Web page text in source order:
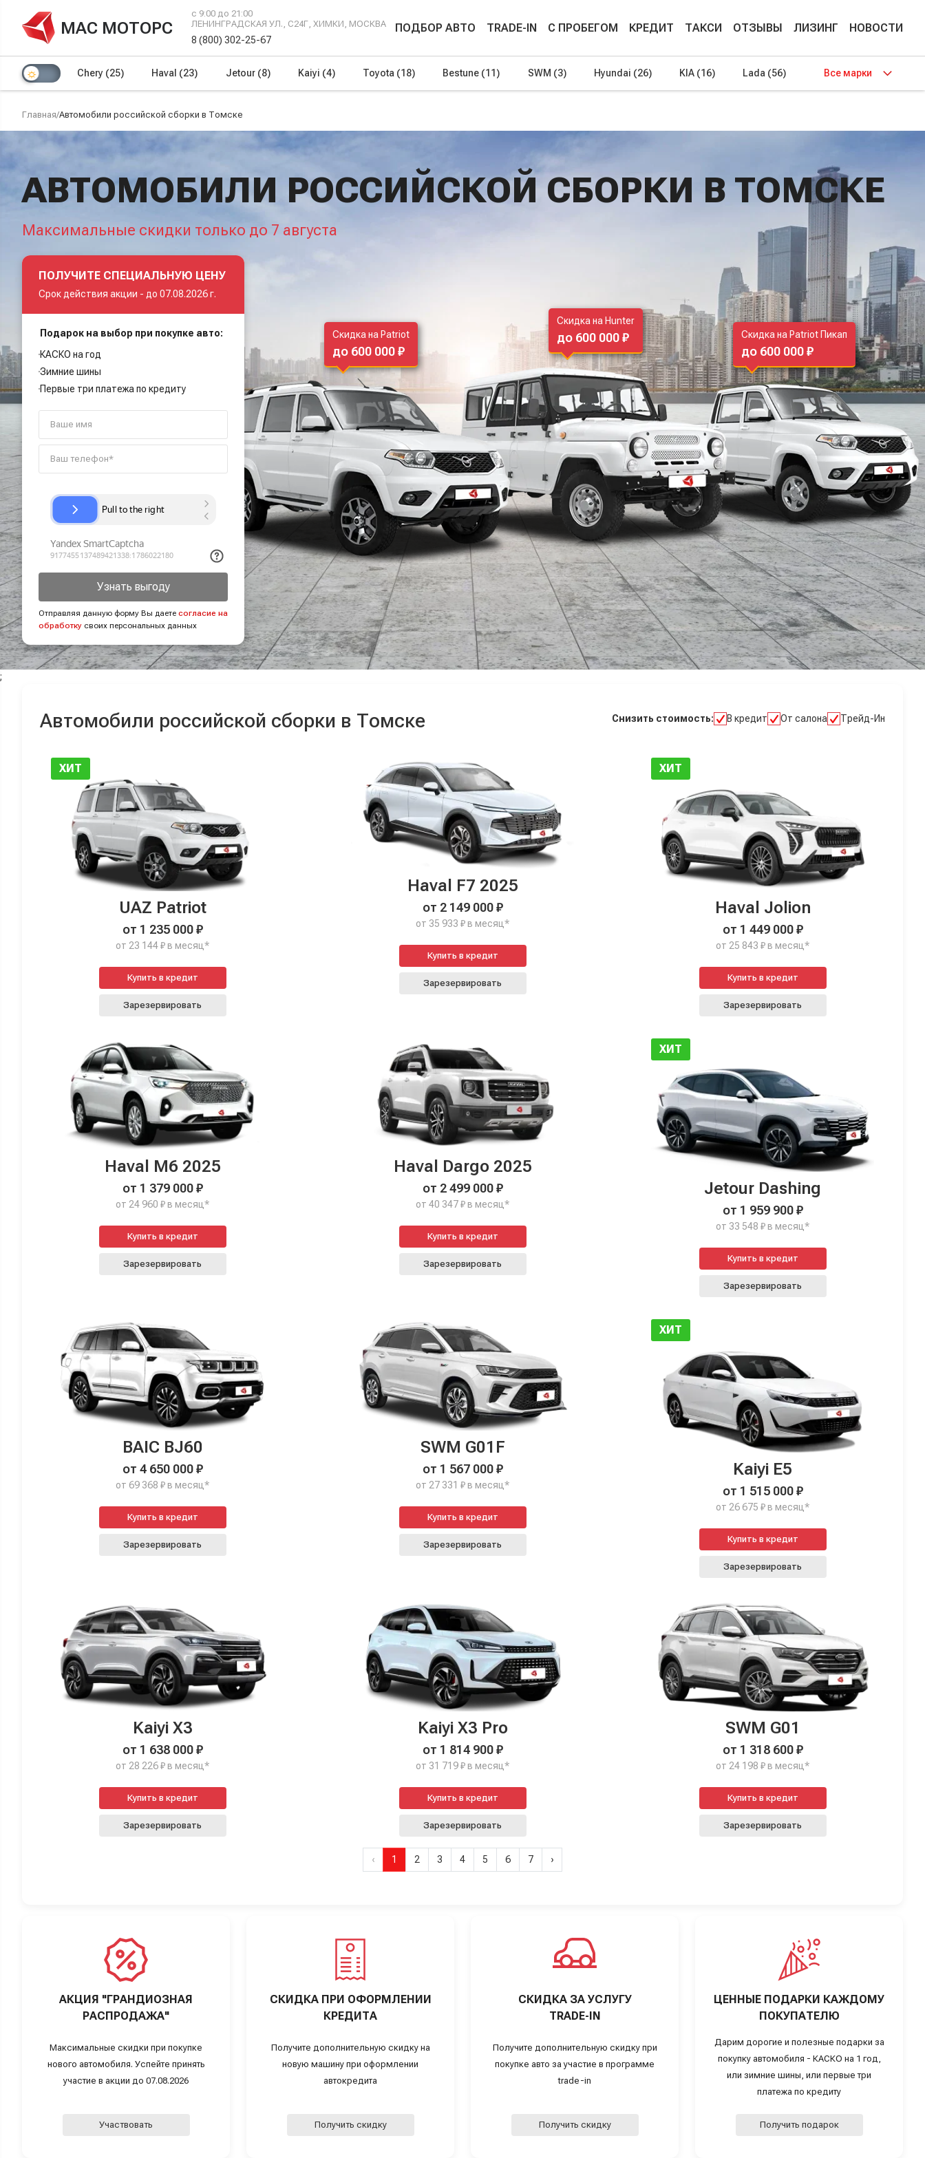
МАС МОТОРС
с 9:00 до 21:00
ЛЕНИНГРАДСКАЯ УЛ., С24Г, ХИМКИ, МОСКВА
8 (800) 302-25-67
ПОДБОР АВТО TRADE-IN С ПРОБЕГОМ КРЕДИТ ТАКСИ ОТЗЫВЫ ЛИЗИНГ НОВОСТИ
Chery (25) Haval (23) Jetour (8) Kaiyi (4) Toyota (18) Bestune (11) SWM (3) Hyundai (26) KIA (16) Lada (56) Все марки
Главная/Автомобили российской сборки в Томске
АВТОМОБИЛИ РОССИЙСКОЙ СБОРКИ В ТОМСКЕ
Максимальные скидки только до 7 августа
ПОЛУЧИТЕ СПЕЦИАЛЬНУЮ ЦЕНУ
Срок действия акции - до 07.08.2026 г.
Подарок на выбор при покупке авто:
КАСКО на год
Зимние шины
Первые три платежа по кредиту
Узнать выгоду
Отправляя данную форму Вы даете согласие на
обработку своих персональных данных
Скидка на Patriot
до 600 000 ₽
Скидка на Hunter
до 600 000 ₽ Скидка на Patriot Пикап
до 600 000 ₽
;
Автомобили российской сборки в Томске Снизить стоимость: В кредит От салона Трейд-Ин
ХИТ
UAZ Patriot
от 1 235 000 ₽
от 23 144 ₽ в месяц*
Купить в кредит
Зарезервировать
Haval F7 2025
от 2 149 000 ₽
от 35 933 ₽ в месяц*
Купить в кредит
Зарезервировать
ХИТ
Haval Jolion
от 1 449 000 ₽
от 25 843 ₽ в месяц*
Купить в кредит
Зарезервировать
Haval M6 2025
от 1 379 000 ₽
от 24 960 ₽ в месяц*
Купить в кредит
Зарезервировать
Haval Dargo 2025
от 2 499 000 ₽
от 40 347 ₽ в месяц*
Купить в кредит
Зарезервировать
ХИТ
Jetour Dashing
от 1 959 900 ₽
от 33 548 ₽ в месяц*
Купить в кредит
Зарезервировать
BAIC BJ60
от 4 650 000 ₽
от 69 368 ₽ в месяц*
Купить в кредит
Зарезервировать
SWM G01F
от 1 567 000 ₽
от 27 331 ₽ в месяц*
Купить в кредит
Зарезервировать
ХИТ
Kaiyi E5
от 1 515 000 ₽
от 26 675 ₽ в месяц*
Купить в кредит
Зарезервировать
Kaiyi X3
от 1 638 000 ₽
от 28 226 ₽ в месяц*
Купить в кредит
Зарезервировать
Kaiyi X3 Pro
от 1 814 900 ₽
от 31 719 ₽ в месяц*
Купить в кредит
Зарезервировать
SWM G01
от 1 318 600 ₽
от 24 198 ₽ в месяц*
Купить в кредит
Зарезервировать
‹ 1 2 3 4 5 6 7 ›
АКЦИЯ "ГРАНДИОЗНАЯ
РАСПРОДАЖА"
Максимальные скидки при покупке
нового автомобиля. Успейте принять
участие в акции до 07.08.2026
Участвовать
СКИДКА ПРИ ОФОРМЛЕНИИ
КРЕДИТА
Получите дополнительную скидку на
новую машину при оформлении
автокредита
Получить скидку
СКИДКА ЗА УСЛУГУ
TRADE-IN
Получите дополнительную скидку при
покупке авто за участие в программе
trade-in
Получить скидку
ЦЕННЫЕ ПОДАРКИ КАЖДОМУ
ПОКУПАТЕЛЮ
Дарим дорогие и полезные подарки за
покупку автомобиля - КАСКО на 1 год,
или зимние шины, или первые три
платежа по кредиту
Получить подарок